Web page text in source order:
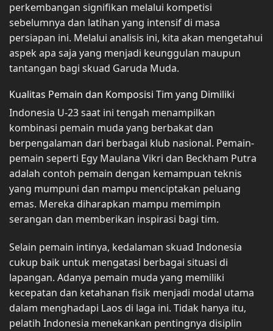
perkembangan signifikan melalui kompetisi
sebelumnya dan latihan yang intensif di masa
persiapan ini. Melalui analisis ini, kita akan mengetahui
aspek apa saja yang menjadi keunggulan maupun
tantangan bagi skuad Garuda Muda.
Kualitas Pemain dan Komposisi Tim yang Dimiliki
Indonesia U-23 saat ini tengah menampilkan
kombinasi pemain muda yang berbakat dan
berpengalaman dari berbagai klub nasional. Pemain-
pemain seperti Egy Maulana Vikri dan Beckham Putra
adalah contoh pemain dengan kemampuan teknis
yang mumpuni dan mampu menciptakan peluang
emas. Mereka diharapkan mampu memimpin
serangan dan memberikan inspirasi bagi tim.
Selain pemain intinya, kedalaman skuad Indonesia
cukup baik untuk mengatasi berbagai situasi di
lapangan. Adanya pemain muda yang memiliki
kecepatan dan ketahanan fisik menjadi modal utama
dalam menghadapi Laos di laga ini. Tidak hanya itu,
pelatih Indonesia menekankan pentingnya disiplin